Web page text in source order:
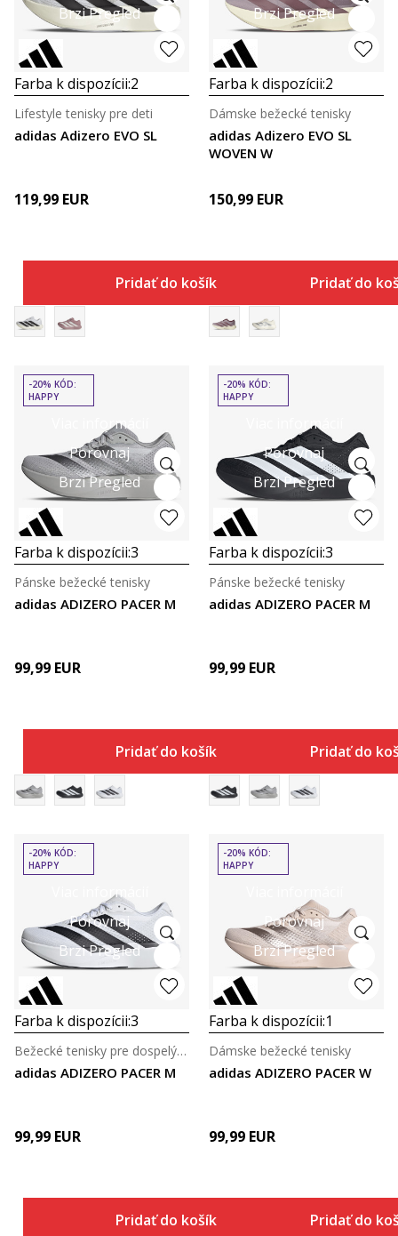
Brzi Pregled
Farba k dispozícii:2
adidas Adizero EVO SL
Lifestyle tenisky pre deti
119,99 EUR
Pridať do košíka
Brzi Pregled
Farba k dispozícii:2
adidas Adizero EVO SL
WOVEN W
Dámske bežecké tenisky
150,99 EUR
Pridať do
Viac informácií
Porovnaj
Brzi Pregled
-20% KÓD:
HAPPY
Farba k dispozícii:3
adidas ADIZERO PACER M
Pánske bežecké tenisky
99,99 EUR
Pridať do košíka
Viac informácií
Porovnaj
Brzi Pregled
-20% KÓD:
HAPPY
Farba k dispozícii:3
adidas ADIZERO PACER M
Pánske bežecké tenisky
99,99 EUR
Pridať do
Viac informácií
Porovnaj
Brzi Pregled
-20% KÓD:
HAPPY
Farba k dispozícii:3
adidas ADIZERO PACER M
Bežecké tenisky pre dospelých
99,99 EUR
Pridať do košíka
Porovnaj
Brzi Pregled
-20% KÓD:
HAPPY
Farba k dispozícii:1
adidas ADIZERO PACER W
Dámske bežecké tenisky
99,99 EUR
Pridať do